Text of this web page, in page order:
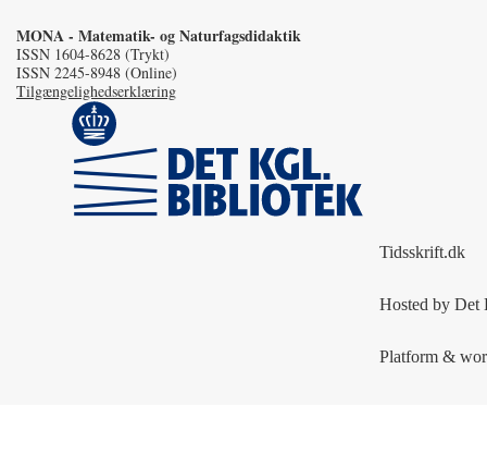
MONA - Matematik- og Naturfagsdidaktik
ISSN 1604-8628 (Trykt)
ISSN 2245-8948 (Online)
Tilgængelighedserklæring